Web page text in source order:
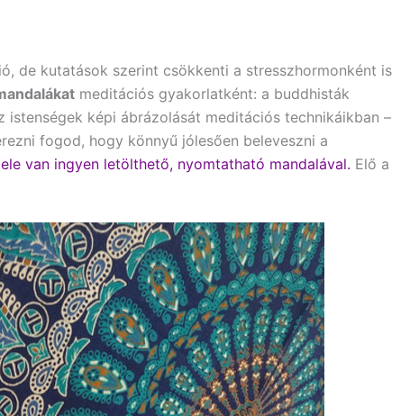
de kutatások szerint csökkenti a stresszhormonként is
meditációs gyakorlatként: a buddhisták
istenségek képi ábrázolását meditációs technikáikban –
fogod, hogy könnyű jólesően beleveszni a
van ingyen letölthető, nyomtatható mandalával. Elő a